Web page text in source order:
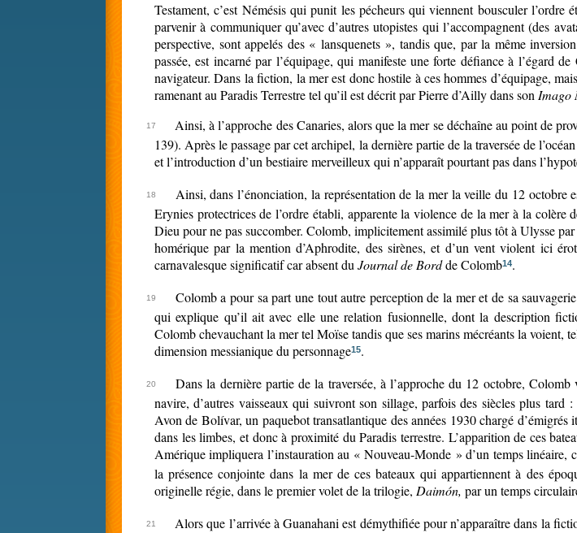
Testament, c’est Némésis qui punit les pécheurs qui viennent bousculer
parvenir à communiquer qu’avec d’autres utopistes qui l’accompagnent (des
perspective, sont appelés des « lansquenets », tandis que, par la même
passée, est incarné par l’équipage, qui manifeste une forte défiance à l’égard
navigateur. Dans la fiction, la mer est donc hostile à ces hommes d’équipage,
ramenant au Paradis Terrestre tel qu’il est décrit par Pierre d’Ailly dans son Imago
Ainsi, à l’approche des Canaries, alors que la mer se déchaîne au point de
139). Après le passage par cet archipel, la dernière partie de la traversée de
et l’introduction d’un bestiaire merveilleux qui n’apparaît pourtant pas dans
Ainsi, dans l’énonciation, la représentation de la mer la veille du 12 octobre
Erynies protectrices de l’ordre établi, apparente la violence de la mer à la colère
Dieu pour ne pas succomber. Colomb, implicitement assimilé plus tôt à Ulysse
homérique par la mention d’Aphrodite, des sirènes, et d’un vent violent ici
carnavalesque significatif car absent du Journal de Bordde Colomb14.
Colomb a pour sa part une tout autre perception de la mer et de sa
qui explique qu’il ait avec elle une relation fusionnelle, dont la description
Colomb chevauchant la mer tel Moïse tandis que ses marins mécréants la voient,
dimension messianique du personnage15.
Dans la dernière partie de la traversée, à l’approche du 12 octobre,
navire, d’autres vaisseaux qui suivront son sillage, parfois des siècles plus
Avon de Bolívar, un paquebot transatlantique des années 1930 chargé
dans les limbes, et donc à proximité du Paradis terrestre. L’apparition de ces
Amérique impliquera l’instauration au « Nouveau-Monde » d’un temps linéaire,
la présence conjointe dans la mer de ces bateaux qui appartiennent à des
originelle régie, dans le premier volet de la trilogie, Daimón, par un temps
Alors que l’arrivée à Guanahani est démythifiée pour n’apparaître dans la